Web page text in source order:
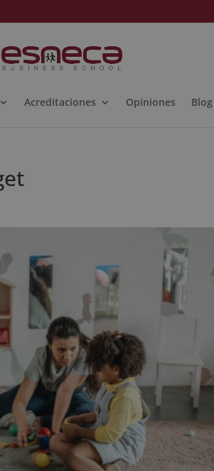
Acreditaciones Opiniones Blog